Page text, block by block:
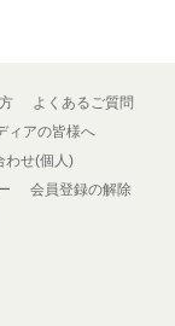
よくあるご質問
ィアの皆様へ
わせ(個人)
会員登録の解除